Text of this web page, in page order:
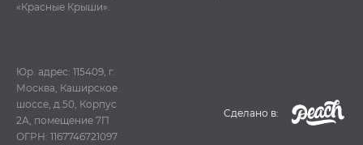
«Красные Крыши».
Юр. адрес: 115409, г.
Москва, Каширское
шоссе, д.50, Корпус
2А, помещение 7П
ОГРН: 1167746721097
Cделано в: